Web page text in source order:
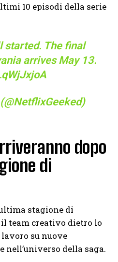
10 episodi della serie
started. The final
arrives May 13.
dopo
di
stagione di
team creativo dietro lo
su nuove
nell’universo della saga.